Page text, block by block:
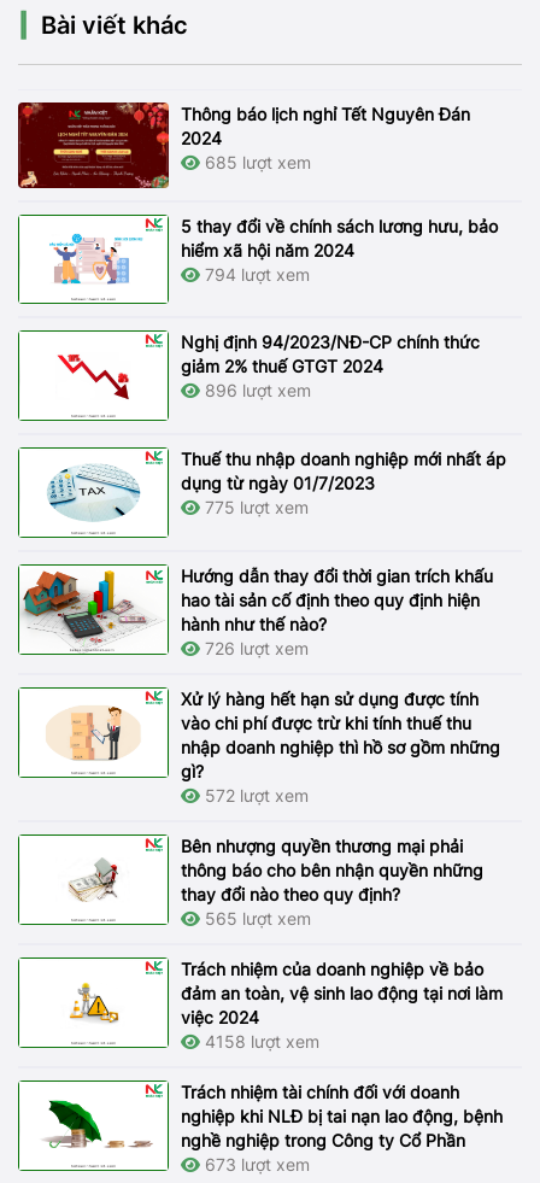
Bài viết khác
Thông báo lịch nghỉ Tết Nguyên Đán
2024
685 lượt xem
5 thay đổi về chính sách lương hưu, bảo
hiểm xã hội năm 2024
794 lượt xem
Nghị định 94/2023/NĐ-CP chính thức
giảm 2% thuế GTGT 2024
896 lượt xem
Thuế thu nhập doanh nghiệp mới nhất áp
dụng từ ngày 01/7/2023
775 lượt xem
Hướng dẫn thay đổi thời gian trích khấu
hao tài sản cố định theo quy định hiện
hành như thế nào?
726 lượt xem
Xử lý hàng hết hạn sử dụng được tính
vào chi phí được trừ khi tính thuế thu
nhập doanh nghiệp thì hồ sơ gồm những
gì?
572 lượt xem
Bên nhượng quyền thương mại phải
thông báo cho bên nhận quyền những
thay đổi nào theo quy định?
565 lượt xem
Trách nhiệm của doanh nghiệp về bảo
đảm an toàn, vệ sinh lao động tại nơi làm
việc 2024
4158 lượt xem
Trách nhiệm tài chính đối với doanh
nghiệp khi NLĐ bị tai nạn lao động, bệnh
nghề nghiệp trong Công ty Cổ Phần
673 lượt xem